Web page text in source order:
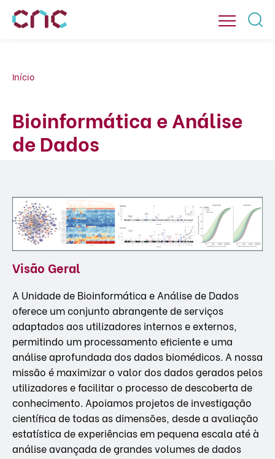
Início
Bioinformática e Análise
de Dados
Visão Geral
A Unidade de Bioinformática e Análise de Dados
oferece um conjunto abrangente de serviços
adaptados aos utilizadores internos e externos,
permitindo um processamento eficiente e uma
análise aprofundada dos dados biomédicos. A nossa
missão é maximizar o valor dos dados gerados pelos
utilizadores e facilitar o processo de descoberta de
conhecimento. Apoiamos projetos de investigação
científica de todas as dimensões, desde a avaliação
estatística de experiências em pequena escala até à
análise avançada de grandes volumes de dados